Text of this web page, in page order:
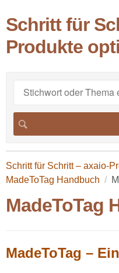
Schritt für
Produkte
Schritt für Schritt – axaio-
MadeToTag Handbuch
MadeToTag
MadeToTag –